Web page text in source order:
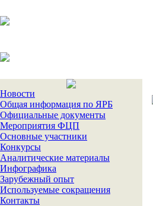
Новости
Общая информация по ЯРБ
Официальные документы
Мероприятия ФЦП
Основные участники
Конкурсы
Аналитические материалы
Инфографика
Зарубежный опыт
Используемые сокращения
Контакты